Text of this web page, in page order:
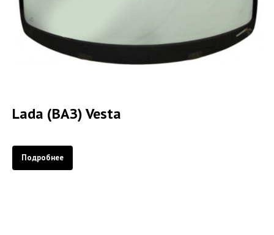
Lada (ВАЗ) Vesta
Подробнее